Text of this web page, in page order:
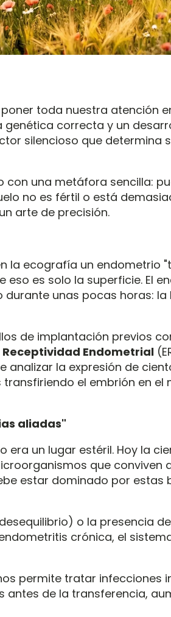
toda nuestra atención
correcta y un
silencioso que determina
con una metáfora sencilla:
no es fértil o está
arte de precisión.
la ecografía un endometrio
eso es solo la superficie. El
unas pocas horas: la
de implantación previos
Receptividad Endometrial
la expresión de
el embrión en el
aliadas"
era un lugar estéril. Hoy la
que conviven
estar dominado por estas
o la presencia
crónica, el
permite tratar infecciones
de la transferencia,